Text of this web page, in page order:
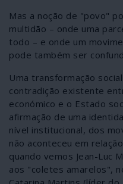
Mas a noção de "povo"
multidão – onde uma
todo – e onde um
pode também ser
Uma transformação
contradição existente
económico e o Estado
afirmação de uma
nível institucional, dos
não aconteceu em
quando vemos Jean-Luc
aos "coletes amarelos",